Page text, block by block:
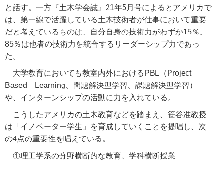
と話す。一方『土木学会誌』 21年5月号によるとアメリカで
は、第一線で活躍している土木技術者が仕事において重要
だと考えているものは、自分自身の技術力がわずか15％。
85％は他者の技術力を統合するリーダーシップ力であっ
た。
大学教育においても教室内外における PBL （ Project
Based
Learning 、問題解決型学習、課題解決型学習）
や、インターンシップの活動に力を入れている。
こうしたアメリカの土木教育などを踏まえ、笹谷准教授
は「イノベーター学生」を育成していくことを提唱し、次
の4点の重要性を唱えている。
①理工学系の分野横断的な教育、学科横断授業